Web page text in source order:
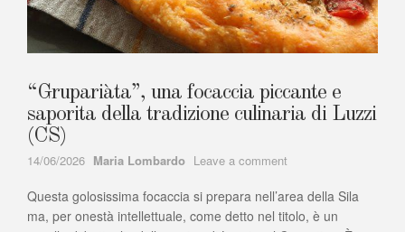
“Grupariàta”, una focaccia piccante e
saporita della tradizione culinaria di Luzzi
(CS)
14/06/2026 Author
Maria Lombardo Leave a comment
una
focaccia
Questa golosissima focaccia si prepara nell’area della Sila
ma, per onestà intellettuale, come detto nel titolo, è un